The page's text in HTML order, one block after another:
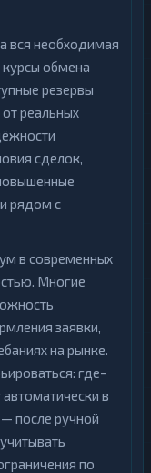
вся необходимая
обмена
резервы
реальных
сделок,
рядом с
в современных
Многие
заявки,
на рынке.
где-
в
после ручной
по